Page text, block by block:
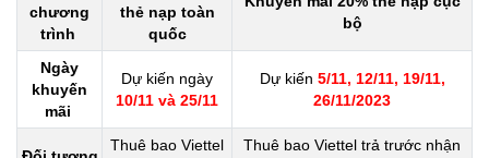
chương
trình
thẻ nạp toàn
quốc
bộ
Ngày
khuyến
mãi
Dự kiến ngày
10/11 và 25/11
Dự kiến 5/11, 12/11, 19/11,
26/11/2023
Thuê bao Viettel
Thuê bao Viettel trả trước nhận